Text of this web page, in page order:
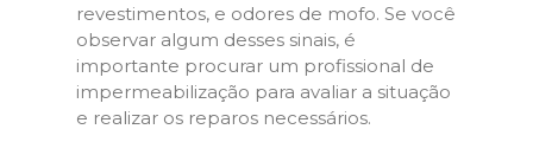
revestimentos, e odores de mofo. Se você
observar algum desses sinais, é
importante procurar um profissional de
impermeabilização para avaliar a situação
e realizar os reparos necessários.